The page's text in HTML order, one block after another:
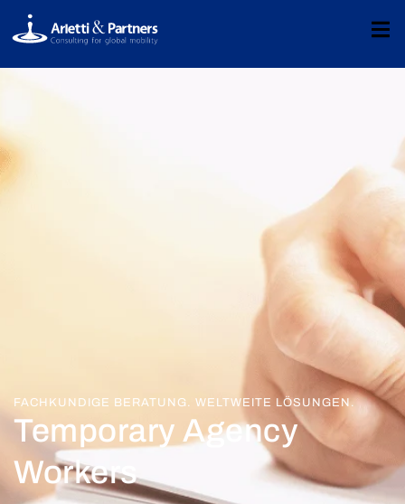
FACHKUNDIGE BERATUNG. WELTWEITE LÖSUNGEN.
Temporary Agency
Workers